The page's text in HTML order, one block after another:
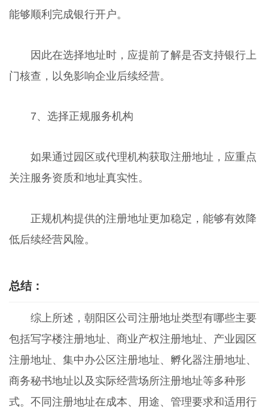
能够顺利完成银行开户。
因此在选择地址时，应提前了解是否支持银行上
门核查，以免影响企业后续经营。
7、选择正规服务机构
如果通过园区或代理机构获取注册地址，应重点
关注服务资质和地址真实性。
正规机构提供的注册地址更加稳定，能够有效降
低后续经营风险。
总结：
综上所述，朝阳区公司注册地址类型有哪些主要
包括写字楼注册地址、商业产权注册地址、产业园区
注册地址、集中办公区注册地址、孵化器注册地址、
商务秘书地址以及实际经营场所注册地址等多种形
式。不同注册地址在成本、用途、管理要求和适用行